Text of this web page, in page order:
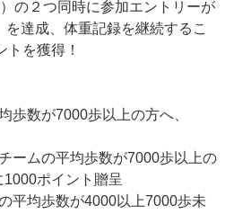
の２つ同時に参加エントリーが
達成、体重記録を継続するこ
トを獲得！
歩数が7000歩以上の方へ、
ームの平均歩数が7000歩以上の
ポイント贈呈
平均歩数が4000以上7000歩未